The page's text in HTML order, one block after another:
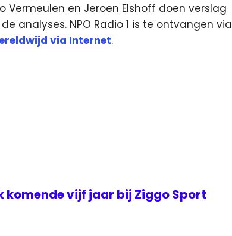
Vermeulen en Jeroen Elshoff doen verslag
analyses. NPO Radio 1 is te ontvangen via
via Internet.
komende vijf jaar bij Ziggo Sport